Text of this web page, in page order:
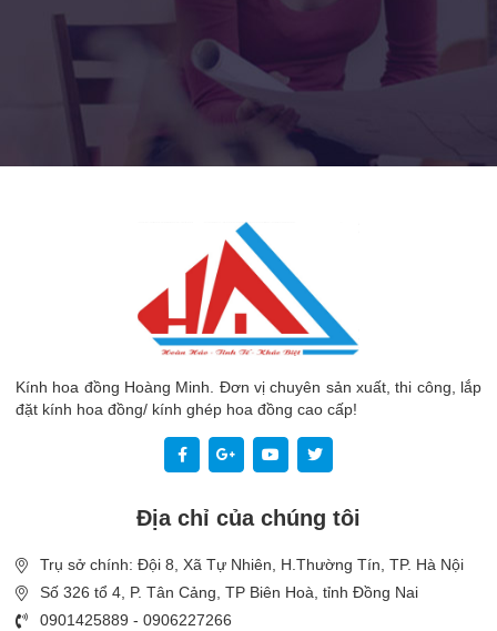
Kính hoa đồng Hoàng Minh. Đơn vị chuyên sản xuất, thi công, lắp
đặt kính hoa đồng/ kính ghép hoa đồng cao cấp!
Địa chỉ của chúng tôi
Trụ sở chính: Đội 8, Xã Tự Nhiên, H.Thường Tín, TP. Hà Nội
Số 326 tổ 4, P. Tân Cảng, TP Biên Hoà, tỉnh Đồng Nai
0901425889 - 0906227266